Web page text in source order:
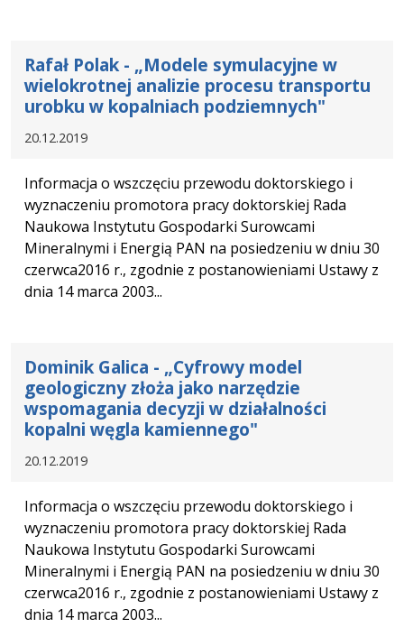
Rafał Polak - „Modele symulacyjne w
wielokrotnej analizie procesu transportu
urobku w kopalniach podziemnych"
20.12.2019
Informacja o wszczęciu przewodu doktorskiego i
wyznaczeniu promotora pracy doktorskiej Rada
Naukowa Instytutu Gospodarki Surowcami
Mineralnymi i Energią PAN na posiedzeniu w dniu 30
czerwca2016 r., zgodnie z postanowieniami Ustawy z
dnia 14 marca 2003...
Dominik Galica - „Cyfrowy model
geologiczny złoża jako narzędzie
wspomagania decyzji w działalności
kopalni węgla kamiennego"
20.12.2019
Informacja o wszczęciu przewodu doktorskiego i
wyznaczeniu promotora pracy doktorskiej Rada
Naukowa Instytutu Gospodarki Surowcami
Mineralnymi i Energią PAN na posiedzeniu w dniu 30
czerwca2016 r., zgodnie z postanowieniami Ustawy z
dnia 14 marca 2003...